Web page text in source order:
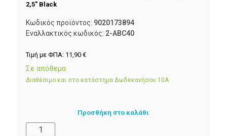
2,5″ Black
Κωδικός προϊόντος: 9020173894
Εναλλακτικός κωδικός: 2-ABC40
Τιμή με ΦΠΑ: 11,90 €
Σε απόθεμα
Διαθέσιμο και στο κατάστημα Δωδεκανήσου 10Α
Προσθήκη στο καλάθι